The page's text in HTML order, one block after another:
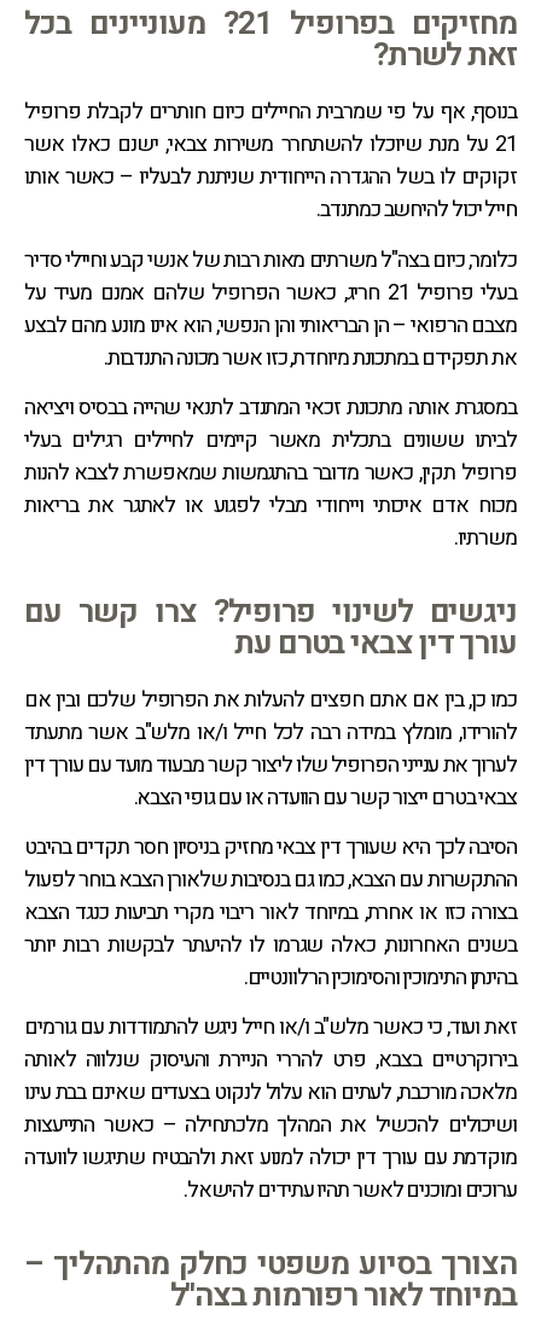
מחזיקים בפרופיל 21? מעוניינים בכל
זאת לשרת?
בנוסף, אף על פי שמרבית החיילים כיום חותרים לקבלת פרופיל
21 על מנת שיוכלו להשתחרר משירות צבאי, ישנם כאלו אשר
זקוקים לו בשל ההגדרה הייחודית שניתנת לבעליו – כאשר אותו
חייל יכול להיחשב כמתנדב.
כלומר, כיום בצה"ל משרתים מאות רבות של אנשי קבע וחיילי סדיר
בעלי פרופיל 21 חריג, כאשר הפרופיל שלהם אמנם מעיד על
מצבם הרפואי – הן הבריאותי והן הנפשי, הוא אינו מונע מהם לבצע
את תפקידם במתכונת מיוחדת, כזו אשר מכונה התנדבות.
במסגרת אותה מתכונת זכאי המתנדב לתנאי שהייה בבסיס ויציאה
לביתו ששונים בתכלית מאשר קיימים לחיילים רגילים בעלי
פרופיל תקין, כאשר מדובר בהתגמשות שמאפשרת לצבא להנות
מכוח אדם איכותי וייחודי מבלי לפגוע או לאתגר את בריאות
משרתיו.
ניגשים לשינוי פרופיל? צרו קשר עם
עורך דין צבאי בטרם עת
כמו כן, בין אם אתם חפצים להעלות את הפרופיל שלכם ובין אם
להורידו, מומלץ במידה רבה לכל חייל ו/או מלש"ב אשר מתעתד
לערוך את ענייני הפרופיל שלו ליצור קשר מבעוד מועד עם עורך דין
צבאי בטרם ייצור קשר עם הוועדה או עם גופי הצבא.
הסיבה לכך היא שעורך דין צבאי מחזיק בניסיון חסר תקדים בהיבט
ההתקשרות עם הצבא, כמו גם בנסיבות שלאורן הצבא בוחר לפעול
בצורה כזו או אחרת, במיוחד לאור ריבוי מקרי תביעות כנגד הצבא
בשנים האחרונות, כאלה שגרמו לו להיעתר לבקשות רבות יותר
בהינתן התימוכין והסימוכין הרלוונטיים.
זאת ועוד, כי כאשר מלש"ב ו/או חייל ניגש להתמודדות עם גורמים
בירוקרטיים בצבא, פרט להררי הניירת והעיסוק שנלווה לאותה
מלאכה מורכבת, לעתים הוא עלול לנקוט בצעדים שאינם בבת עינו
ושיכולים להכשיל את המהלך מלכתחילה – כאשר התייעצות
מוקדמת עם עורך דין יכולה למנוע זאת ולהבטיח שתיגשו לוועדה
ערוכים ומוכנים לאשר תהיו עתידים להישאל.
הצורך בסיוע משפטי כחלק מהתהליך –
במיוחד לאור רפורמות בצה''ל